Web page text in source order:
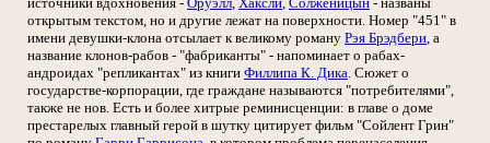
открытым текстом, но и другие лежат на поверхности. Номер "451" в
имени девушки-клона отсылает к великому роману Рэя Брэдбери, а
название клонов-рабов - "фабриканты" - напоминает о рабах-
андроидах "репликантах" из книги Филлипа К. Дика. Сюжет о
государстве-корпорации, где граждане называются "потребителями",
также не нов. Есть и более хитрые реминисценции: в главе о доме
престарелых главный герой в шутку цитирует фильм "Сойлент Грин"